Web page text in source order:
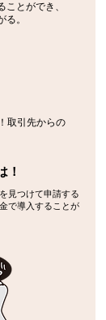
とができ、
。
取引先からの
！
見つけて申請する
で導入することが